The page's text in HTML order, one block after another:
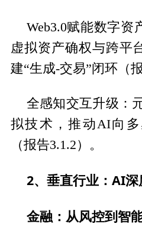
Web3.0赋能数字资
虚拟资产确权与跨平
建“生成-交易”闭环（
全感知交互升级：
拟技术，推动AI向
（报告3.1.2）。
2、垂直行业：AI
金融：从风控到智